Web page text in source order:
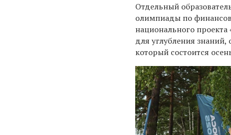
Отдельный
олимпиады по
национального
для углубления
который состоится